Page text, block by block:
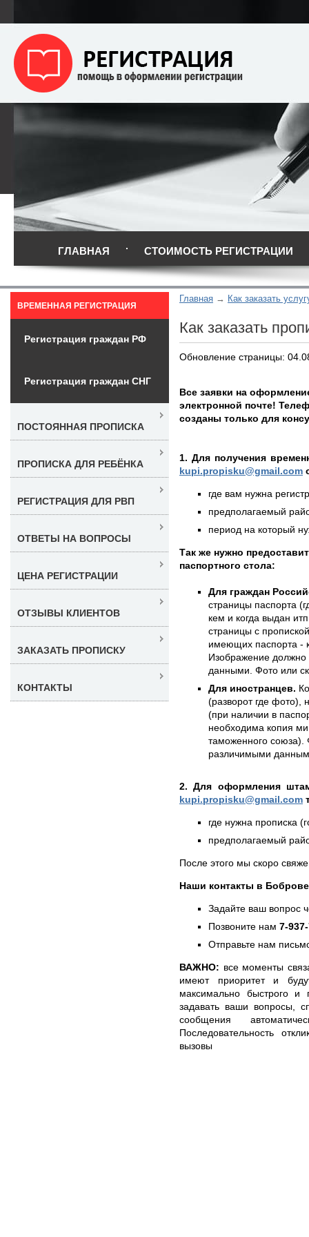
ГЛАВНАЯ СТОИМОСТЬ РЕГИСТРАЦИИ
Главная Как заказать
Как заказать
Обновление страницы:
Все заявки на
электронной почте!
созданы только для
1. Для получения
kupi.propisku@gmail.com
где вам нужна
предполагаемый
период на который
Так же нужно
паспортного стола:
Для граждан
страницы паспорта
кем и когда выдан
страницы с
имеющих паспорта -
Изображение должно
данными. Фото или
Для иностранцев.
(разворот где фото),
(при наличии в
необходима копия
таможенного союза).
различимыми
2. Для оформления
kupi.propisku@gmail.com
где нужна прописка
предполагаемый
После этого мы скоро
Наши контакты в
Задайте ваш вопрос
Позвоните нам 7-
Отправьте нам
ВАЖНО: все моменты
имеют приоритет и
максимально быстрого и
задавать ваши вопросы,
сообщения
Последовательность
вызовы
ВРЕМЕННАЯ РЕГИСТРАЦИЯ
Регистрация граждан РФ
Регистрация граждан СНГ
ПОСТОЯННАЯ ПРОПИСКА
ПРОПИСКА ДЛЯ РЕБЁНКА
РЕГИСТРАЦИЯ ДЛЯ РВП
ОТВЕТЫ НА ВОПРОСЫ
ЦЕНА РЕГИСТРАЦИИ
ОТЗЫВЫ КЛИЕНТОВ
ЗАКАЗАТЬ ПРОПИСКУ
КОНТАКТЫ